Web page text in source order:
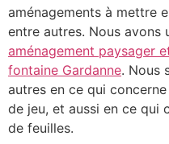
aménagements à mettre
entre autres. Nous avons
aménagement paysager
fontaine Gardanne. Nous
autres en ce qui
de jeu, et aussi en ce qui
de feuilles.